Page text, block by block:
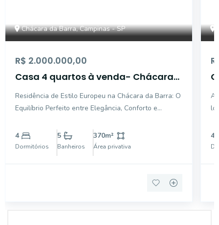
Chácara da Barra, Campinas - SP
R$ 2.000.000,00
Casa 4 quartos à venda- Chácara
Residência de Estilo Europeu na Chácara da Barra: O
Equilíbrio Perfeito entre Elegância, Conforto e
Terreno no Coração de Campinas Se você busca uma
propriedade que une a sofisticação de uma
4
Dormitórios
5
Banheiros
370m²
Área privativa
e
4